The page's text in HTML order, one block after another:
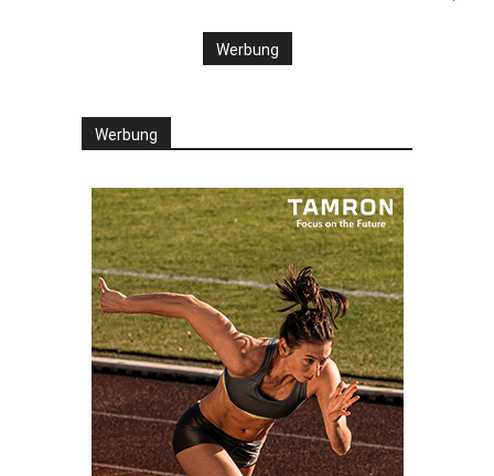
Werbung
Werbung